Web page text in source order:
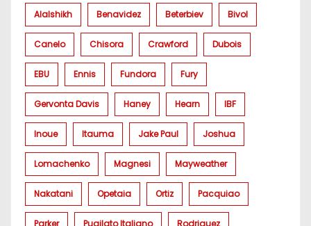
Alalshikh Benavidez Beterbiev Bivol
Canelo Chisora Crawford Dubois
EBU Ennis Fundora Fury
Gervonta Davis Haney Hearn IBF
Inoue Itauma Jake Paul Joshua
Lomachenko Magnesi Mayweather
Nakatani Opetaia Ortiz Pacquiao
Parker Pugilato Italiano Rodriguez